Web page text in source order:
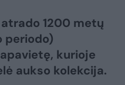
1200 metų
periodo)
kurioje
aukso kolekcija.